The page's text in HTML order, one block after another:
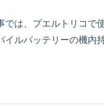
では、プエルトリコで
イルバッテリーの機内